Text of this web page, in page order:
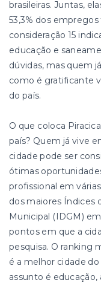
brasileiras. Juntas,
53,3% dos
consideração 15
educação e
dúvidas, mas quem
como é gratificante
do país.
O que coloca
país? Quem já vive
cidade pode ser
ótimas
profissional em
dos maiores Índices
Municipal (IDGM)
pontos em que a
pesquisa. O ranking
é a melhor cidade
assunto é educação,